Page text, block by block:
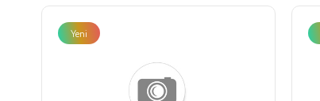
Yeni